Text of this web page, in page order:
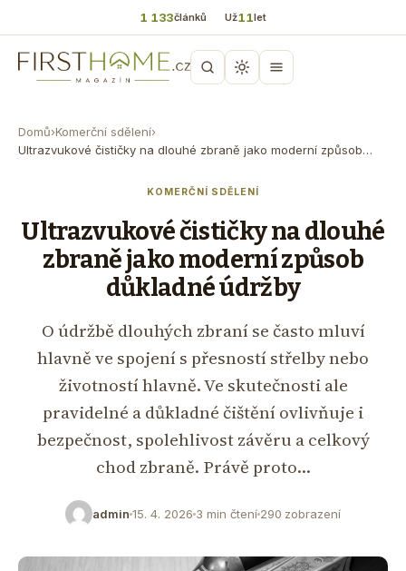
1 133článků Už11let
Domů›Komerční sdělení›
Ultrazvukové čističky na dlouhé zbraně jako moderní způsob…
KOMERČNÍ SDĚLENÍ
Ultrazvukové čističky na dlouhé
zbraně jako moderní způsob
důkladné údržby
O údržbě dlouhých zbraní se často mluví
hlavně ve spojení s přesností střelby nebo
životností hlavně. Ve skutečnosti ale
pravidelné a důkladné čištění ovlivňuje i
bezpečnost, spolehlivost závěru a celkový
chod zbraně. Právě proto…
admin 15. 4. 2026 3 min čtení 290 zobrazení